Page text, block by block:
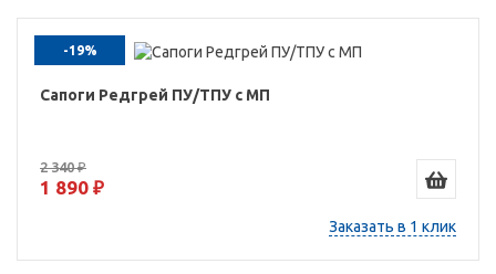
-19%
Сапоги Редгрей ПУ/ТПУ с МП
2 340 ₽
1 890 ₽
Заказать в 1 клик